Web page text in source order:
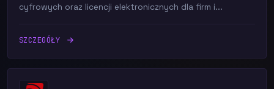
cyfrowych oraz licencji elektronicznych dla firm i...
SZCZEGÓŁY